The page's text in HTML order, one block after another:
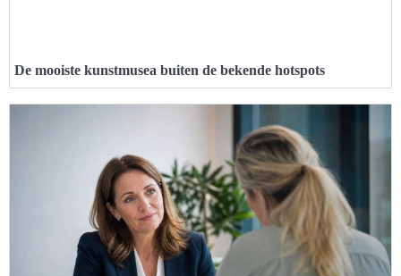
De mooiste kunstmusea buiten de bekende hotspots